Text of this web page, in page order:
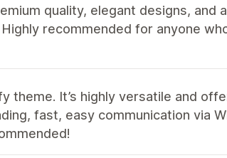
quality, elegant designs, and
recommended for anyone
theme. It’s highly versatile and
fast, easy communication via